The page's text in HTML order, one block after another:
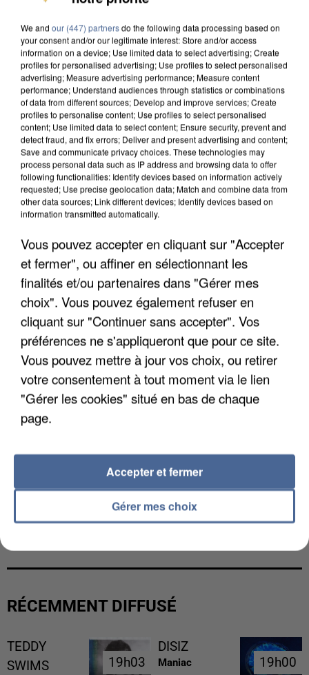
APRÈS TOUTES CES CANICULES, LES REFUGES
DE FAUNE SAUVAGE SONT...
L’UN DES FONDATEURS SUPPOSÉS DE LA DZ
RÉCEMMENT DIFFUSÉ
TEDDY
SWIMS
19h03
19h03
DISIZ
Maniac 19h00
19h00
We and our (447) partnersdo the following data processing based on
your consent and/or our legitimate interest: Store and/or access
information on a device; Use limited data to select advertising; Create
profiles for personalised advertising; Use profiles to select personalised
advertising; Measure advertising performance; Measure content
performance; Understand audiences through statistics or combinations
of data from different sources; Develop and improve services; Create
profiles to personalise content; Use profiles to select personalised
content; Use limited data to select content; Ensure security, prevent and
detect fraud, and fix errors; Deliver and present advertising and content;
Save and communicate privacy choices. These technologies may
process personal data such as IP address and browsing data to offer
following functionalities: Identify devices based on information actively
requested; Use precise geolocation data; Match and combine data from
other data sources; Link different devices; Identify devices based on
information transmitted automatically.
Vous pouvez accepter en cliquant sur "Accepter
et fermer", ou affiner en sélectionnant les
finalités et/ou partenaires dans "Gérer mes
choix". Vous pouvez également refuser en
cliquant sur "Continuer sans accepter". Vos
préférences ne s'appliqueront que pour ce site.
Vous pouvez mettre à jour vos choix, ou retirer
votre consentement à tout moment via le lien
"Gérer les cookies" situé en bas de chaque
page.
Gérer mes choix
Accepter et fermer